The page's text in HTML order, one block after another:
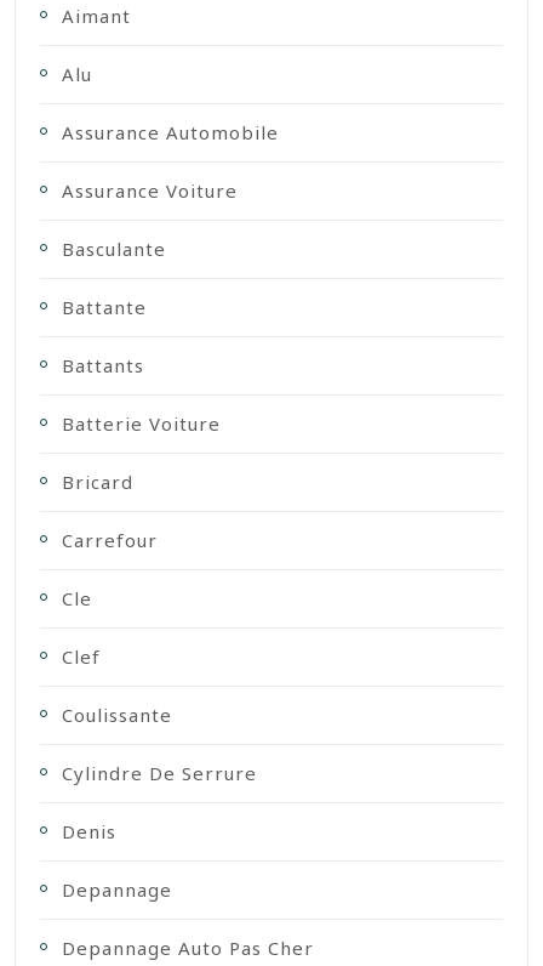
Aimant
Alu
Assurance Automobile
Assurance Voiture
Basculante
Battante
Battants
Batterie Voiture
Bricard
Carrefour
Cle
Clef
Coulissante
Cylindre De Serrure
Denis
Depannage
Depannage Auto Pas Cher